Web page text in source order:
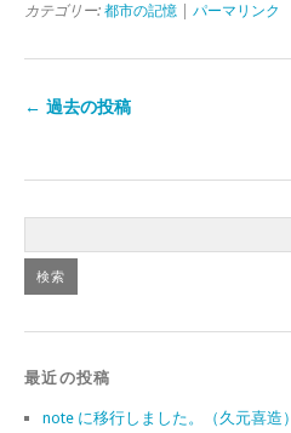
カテゴリー: 都市の記憶 パーマリンク
← 過去の投稿
最近の投稿
note に移行しました。（久元喜造）